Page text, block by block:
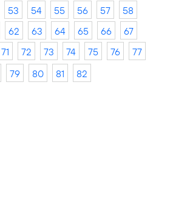
53 54 55 56 57
58
62 63 64 65 66
67
71 72 73 74 75 76
77
79 80 81 82